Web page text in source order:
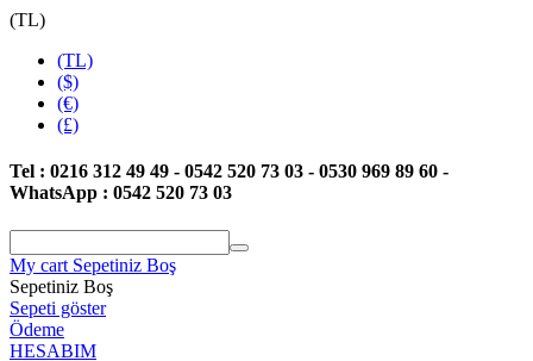
(TL)
(TL)
($)
(€)
(£)
Tel : 0216 312 49 49 - 0542 520 73 03 - 0530 969 89 60 -
WhatsApp : 0542 520 73 03
My cart Sepetiniz Boş
Sepetiniz Boş
Sepeti göster
Ödeme
HESABIM